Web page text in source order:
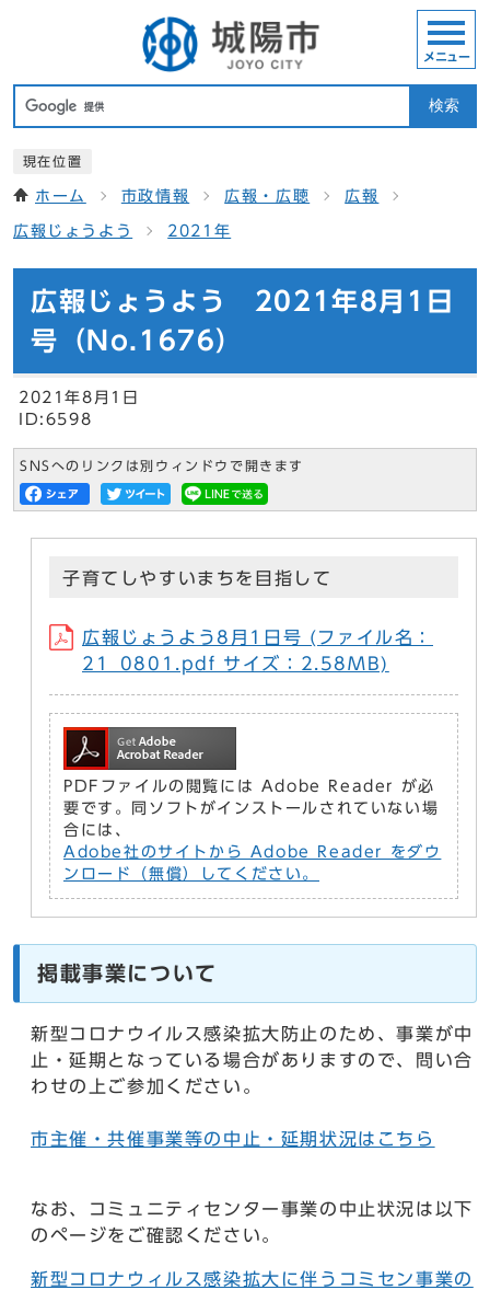
検索
メニュー
現在位置
ホーム 市政情報 広報・広聴 広報
広報じょうよう 2021年
広報じょうよう 2021年8月1日
号（No.1676）
2021年8月1日
ID:6598
SNSへのリンクは別ウィンドウで開きます
子育てしやすいまちを目指して
広報じょうよう8月1日号 (ファイル名：
21_0801.pdf サイズ：2.58MB)
PDFファイルの閲覧には Adobe Reader が必
要です。同ソフトがインストールされていない場
合には、
Adobe社のサイトから Adobe Reader をダウ
ンロード（無償）してください。
掲載事業について
新型コロナウイルス感染拡大防止のため、事業が中
止・延期となっている場合がありますので、問い合
わせの上ご参加ください。
市主催・共催事業等の中止・延期状況はこちら
なお、コミュニティセンター事業の中止状況は以下
のページをご確認ください。
新型コロナウィルス感染拡大に伴うコミセン事業の